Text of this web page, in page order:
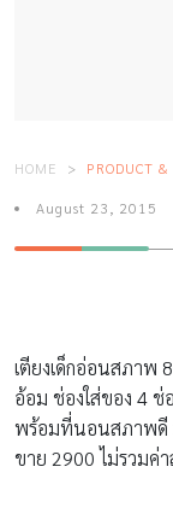
HOME PRODUCT &
August 23, 2015
เตียงเด็กอ่อนสภาพ
อ้อม ช่องใส่ของ 4 ช่
พร้อมที่นอนสภาพดี
ขาย 2900 ไม่รวมค่